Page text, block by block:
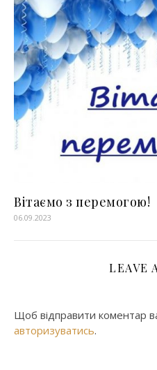
Вітаємо з перемогою!
06.09.2023
LEAVE
Щоб відправити коментар
авторизуватись.